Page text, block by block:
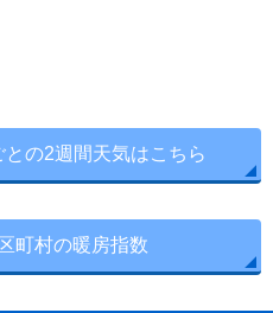
の2週間天気はこちら
町村の暖房指数